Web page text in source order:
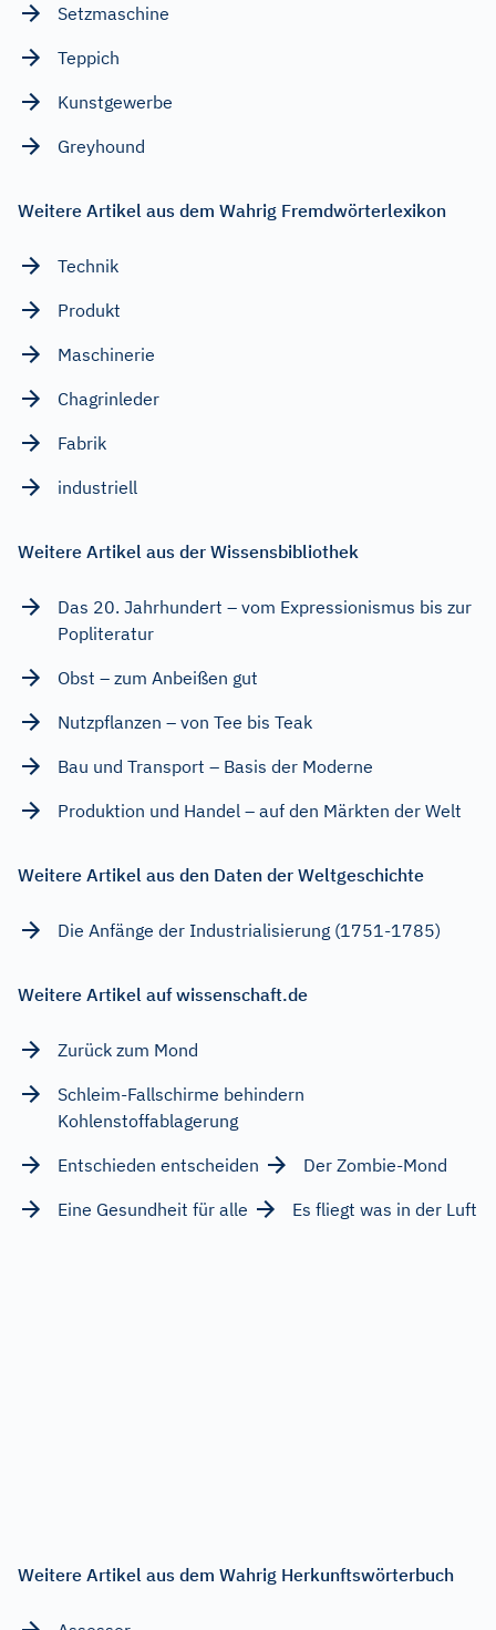
Setzmaschine
Teppich
Kunstgewerbe
Greyhound
Weitere Artikel aus dem Wahrig Fremdwörterlexikon
Technik
Produkt
Maschinerie
Chagrinleder
Fabrik
industriell
Weitere Artikel aus der Wissensbibliothek
Das 20. Jahrhundert – vom Expressionismus bis zur
Popliteratur
Obst – zum Anbeißen gut
Nutzpflanzen – von Tee bis Teak
Bau und Transport – Basis der Moderne
Produktion und Handel – auf den Märkten der Welt
Weitere Artikel aus den Daten der Weltgeschichte
Die Anfänge der Industrialisierung (1751-1785)
Weitere Artikel auf wissenschaft.de
Zurück zum Mond
Schleim-Fallschirme behindern
Kohlenstoffablagerung
Entschieden entscheiden
Der Zombie-Mond
Eine Gesundheit für alle
Es fliegt was in der Luft
Weitere Artikel aus dem Wahrig Herkunftswörterbuch